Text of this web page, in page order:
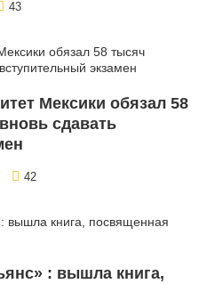
43
Мексики обязал 58
сдавать
42
: вышла книга,